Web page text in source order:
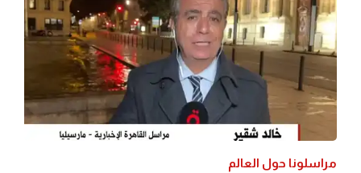
مراسلونا حول العالم